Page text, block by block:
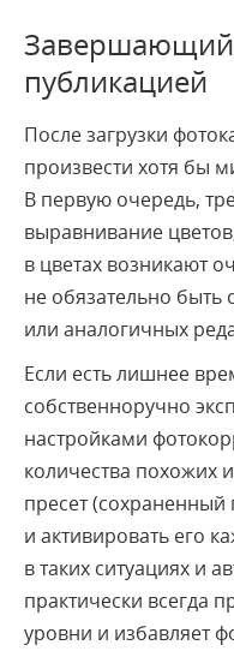
Завершающий
публикацией
После загрузки
произвести хотя бы
В первую очередь,
выравнивание
в цветах возникают
не обязательно быть
или аналогичных
Если есть лишнее
собственноручно
настройками
количества похожих
пресет (сохраненный
и активировать его
в таких ситуациях и
практически всегда
уровни и избавляет